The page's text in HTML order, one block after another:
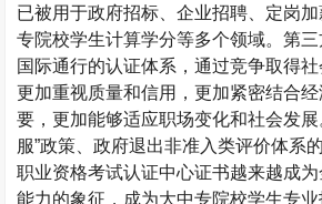
已被用于政府招标、企业招聘、定岗
专院校学生计算学分等多个领域。第
国际通行的认证体系，通过竞争取得社
更加重视质量和信用，更加紧密结合
要，更加能够适应职场变化和社会发展
服”政策、政府退出非准入类评价体系
职业资格考试认证中心证书越来越成
能力的象征，成为大中专院校学生专